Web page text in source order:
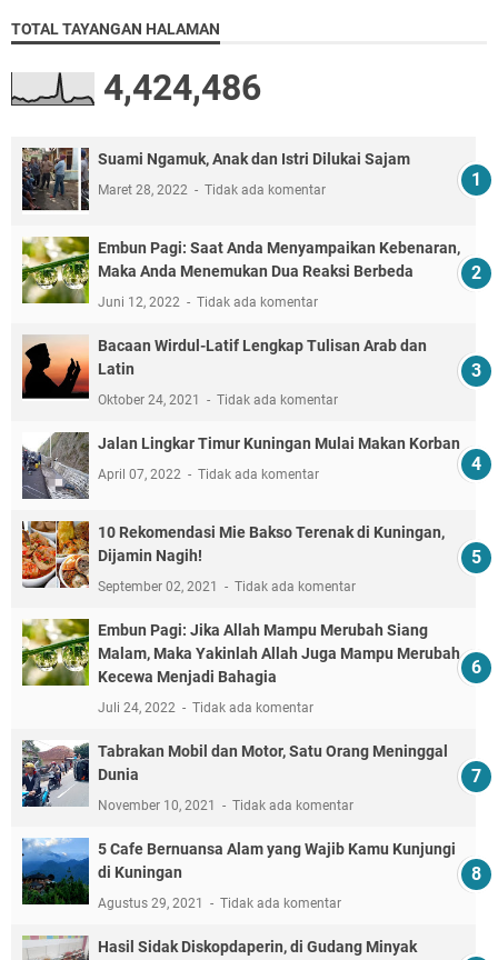
TOTAL TAYANGAN HALAMAN
4,424,486
Suami Ngamuk, Anak dan Istri Dilukai Sajam
Maret 28, 2022 Tidak ada komentar
Embun Pagi: Saat Anda Menyampaikan Kebenaran,
Maka Anda Menemukan Dua Reaksi Berbeda
Juni 12, 2022 Tidak ada komentar
Bacaan Wirdul-Latif Lengkap Tulisan Arab dan
Latin
Oktober 24, 2021 Tidak ada komentar
Jalan Lingkar Timur Kuningan Mulai Makan Korban
April 07, 2022 Tidak ada komentar
10 Rekomendasi Mie Bakso Terenak di Kuningan,
Dijamin Nagih!
September 02, 2021 Tidak ada komentar
Embun Pagi: Jika Allah Mampu Merubah Siang
Malam, Maka Yakinlah Allah Juga Mampu Merubah
Kecewa Menjadi Bahagia
Juli 24, 2022 Tidak ada komentar
Tabrakan Mobil dan Motor, Satu Orang Meninggal
Dunia
November 10, 2021 Tidak ada komentar
5 Cafe Bernuansa Alam yang Wajib Kamu Kunjungi
di Kuningan
Agustus 29, 2021 Tidak ada komentar
Hasil Sidak Diskopdaperin, di Gudang Minyak